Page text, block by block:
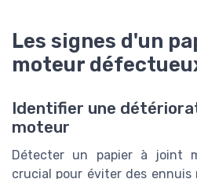
Les signes d'un
moteur
Identifier une
moteur
Détecter un papier à joint
crucial pour éviter des ennuis